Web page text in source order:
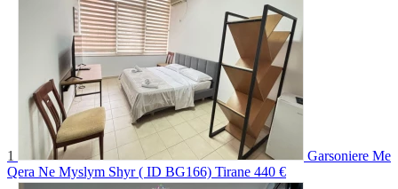
1
Garsoniere Me
Qera Ne Myslym Shyr ( ID BG166) Tirane 440 €